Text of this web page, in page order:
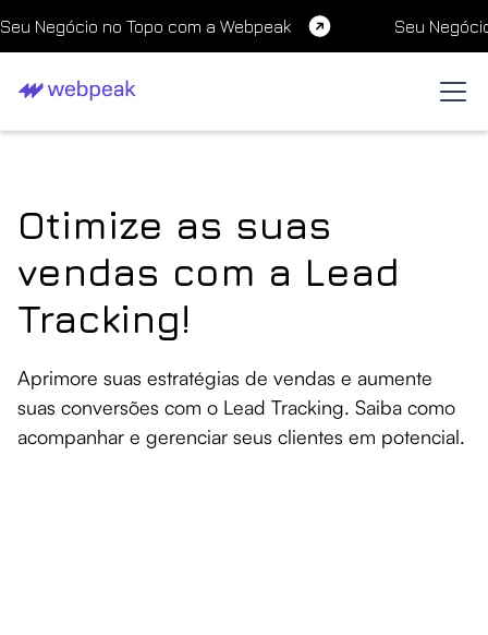
Seu Negócio no Topo com a Webpeak Seu
Otimize as suas
vendas com a Lead
Tracking!
Aprimore suas estratégias de vendas e aumente
suas conversões com o Lead Tracking. Saiba como
acompanhar e gerenciar seus clientes em potencial.